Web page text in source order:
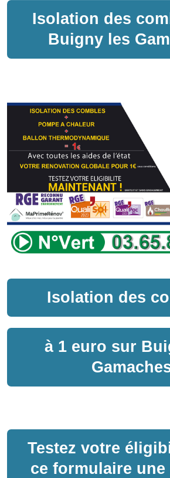
Isolation des
Buigny les
Isolation des
à 1 euro sur
Testez votre
ce formulaire une